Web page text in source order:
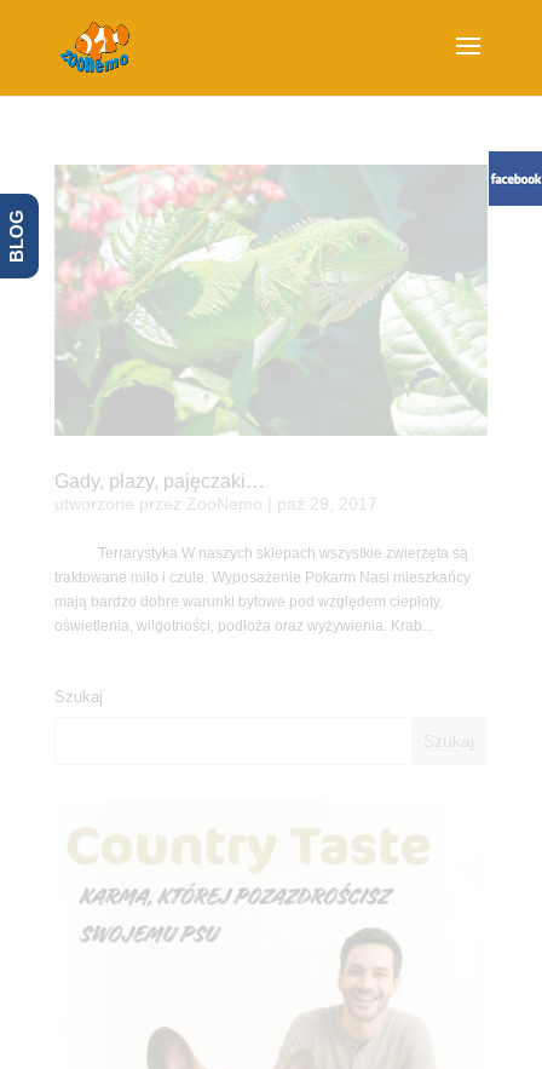
Gady, płazy, pajęczaki…
utworzone przez ZooNemo paź 29, 2017
Terrarystyka W naszych sklepach wszystkie zwierzęta są
traktowane miło i czule. Wyposażenie Pokarm Nasi mieszkańcy
mają bardzo dobre warunki bytowe pod względem ciepłoty,
oświetlenia, wilgotności, podłoża oraz wyżywienia. Krab...
Szukaj
BLOG